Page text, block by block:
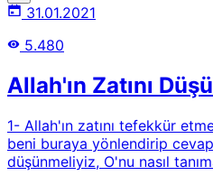
31.01.2021
5.480
Allah'ın Zatını
1- Allah'ın zatını tefekkür
beni buraya yönlendirip cevap
düşünmeliyiz, O'nu nasıl